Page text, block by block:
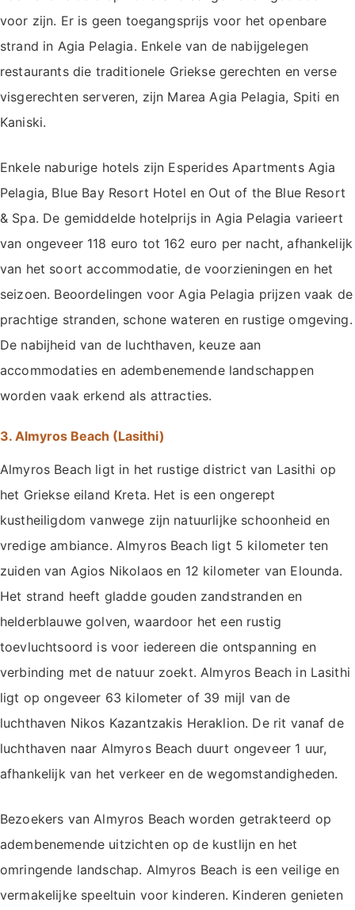
voor zijn. Er is geen toegangsprijs voor het openbare
strand in Agia Pelagia. Enkele van de nabijgelegen
restaurants die traditionele Griekse gerechten en verse
visgerechten serveren, zijn Marea Agia Pelagia, Spiti en
Kaniski.
Enkele naburige hotels zijn Esperides Apartments Agia
Pelagia, Blue Bay Resort Hotel en Out of the Blue Resort
& Spa. De gemiddelde hotelprijs in Agia Pelagia varieert
van ongeveer 118 euro tot 162 euro per nacht, afhankelijk
van het soort accommodatie, de voorzieningen en het
seizoen. Beoordelingen voor Agia Pelagia prijzen vaak de
prachtige stranden, schone wateren en rustige omgeving.
De nabijheid van de luchthaven, keuze aan
accommodaties en adembenemende landschappen
worden vaak erkend als attracties.
3. Almyros Beach (Lasithi)
Almyros Beach ligt in het rustige district van Lasithi op
het Griekse eiland Kreta. Het is een ongerept
kustheiligdom vanwege zijn natuurlijke schoonheid en
vredige ambiance. Almyros Beach ligt 5 kilometer ten
zuiden van Agios Nikolaos en 12 kilometer van Elounda.
Het strand heeft gladde gouden zandstranden en
helderblauwe golven, waardoor het een rustig
toevluchtsoord is voor iedereen die ontspanning en
verbinding met de natuur zoekt. Almyros Beach in Lasithi
ligt op ongeveer 63 kilometer of 39 mijl van de
luchthaven Nikos Kazantzakis Heraklion. De rit vanaf de
luchthaven naar Almyros Beach duurt ongeveer 1 uur,
afhankelijk van het verkeer en de wegomstandigheden.
Bezoekers van Almyros Beach worden getrakteerd op
adembenemende uitzichten op de kustlijn en het
omringende landschap. Almyros Beach is een veilige en
vermakelijke speeltuin voor kinderen. Kinderen genieten